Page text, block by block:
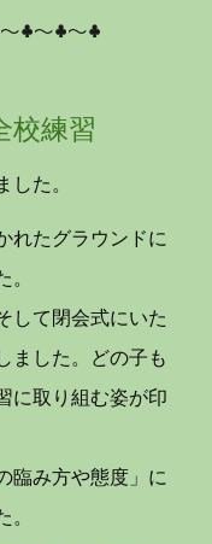
♣～♣～♣
校練習
した。
れたグラウンドに
。
して閉会式にいた
ました。どの子も
に取り組む姿が印
臨み方や態度」に
。